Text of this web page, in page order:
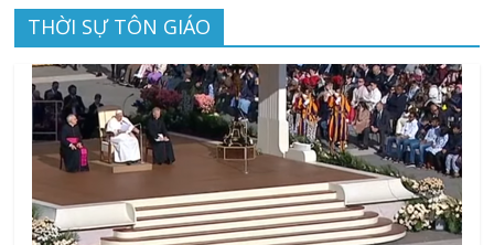
THỜI SỰ TÔN GIÁO